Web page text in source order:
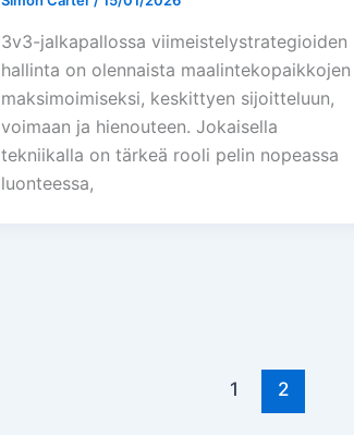
3v3-jalkapallossa viimeistelystrategioiden
hallinta on olennaista maalintekopaikkojen
maksimoimiseksi, keskittyen sijoitteluun,
voimaan ja hienouteen. Jokaisella
tekniikalla on tärkeä rooli pelin nopeassa
luonteessa,
1 2